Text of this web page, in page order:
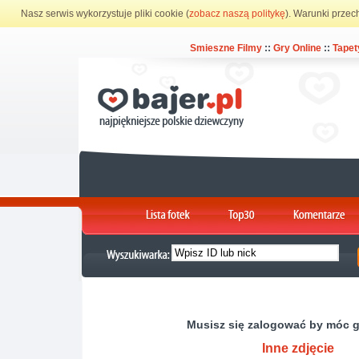
Nasz serwis wykorzystuje pliki cookie (zobacz naszą politykę). Warunki
Smieszne Filmy ::Gry Online ::
Musisz się zalogować by móc
Inne zdjęcie